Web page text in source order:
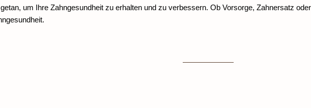
um Ihre Zahngesundheit zu erhalten und zu verbessern. Ob Vorsorge, Zahnersatz